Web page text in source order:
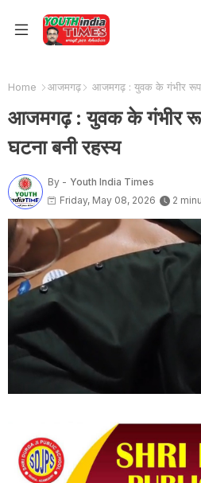
Home आजमगढ़ आजमगढ़ : युवक के गंभीर रूप
आजमगढ़ : युवक के गंभीर
घटना बनी रहस्य
By - Youth India Times
Friday, May 08, 2026
2